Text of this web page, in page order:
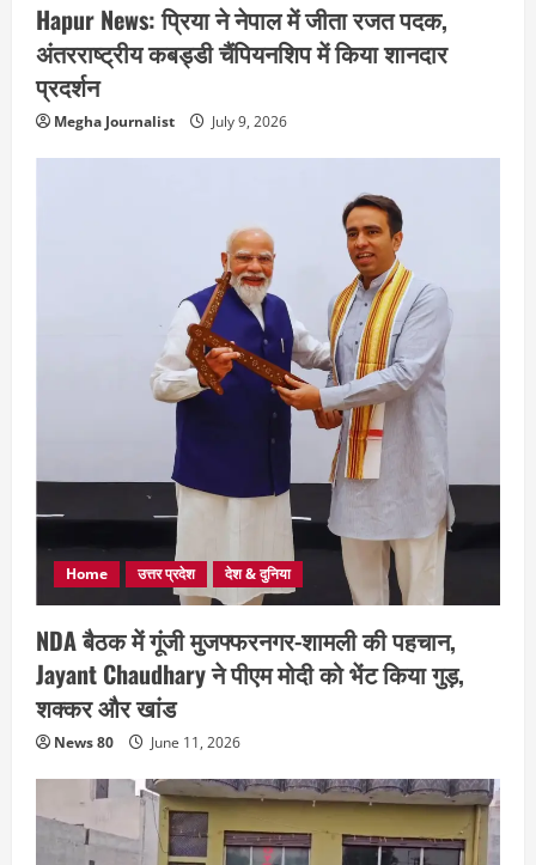
Hapur News: प्रिया ने नेपाल में जीता रजत पदक,
अंतरराष्ट्रीय कबड्डी चैंपियनशिप में किया शानदार
प्रदर्शन
Megha Journalist July 9, 2026
Home उत्तर प्रदेश देश & दुनिया
NDA बैठक में गूंजी मुजफ्फरनगर-शामली की पहचान,
Jayant Chaudhary ने पीएम मोदी को भेंट किया गुड़,
शक्कर और खांड
News 80 June 11, 2026